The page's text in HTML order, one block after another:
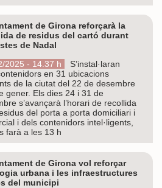
de Girona reforçarà la
de residus del cartó durant
de Nadal
2025 - 14.37 h
S’instal·laran
en 31 ubicacions
de la ciutat del 22 de desembre
gener. Els dies 24 i 31 de
s’avançarà l’horari de recollida
del porta a porta domiciliari i
i dels contenidors intel·ligents,
farà a les 13 h
de Girona vol reforçar
urbana i les infraestructures
del municipi